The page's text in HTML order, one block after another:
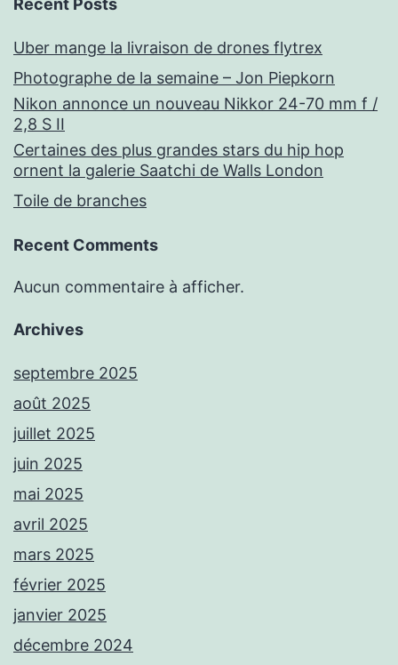
Recent Posts
Uber mange la livraison de drones flytrex
Photographe de la semaine – Jon Piepkorn
Nikon annonce un nouveau Nikkor 24-70 mm f /
2,8 S II
Certaines des plus grandes stars du hip hop
ornent la galerie Saatchi de Walls London
Toile de branches
Recent Comments
Aucun commentaire à afficher.
Archives
septembre 2025
août 2025
juillet 2025
juin 2025
mai 2025
avril 2025
mars 2025
février 2025
janvier 2025
décembre 2024